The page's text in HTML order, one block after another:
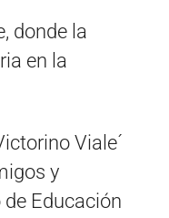
donde la
en la
Viale´
y
Educación